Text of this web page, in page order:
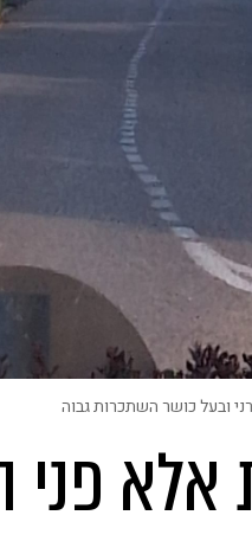
ובעל כושר השתכרות גבוה
פני